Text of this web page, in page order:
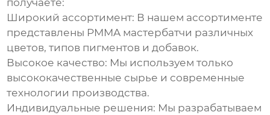
получаете:
Широкий ассортимент: В нашем ассортименте
представлены PMMA мастербатчи различных
цветов, типов пигментов и добавок.
Высокое качество: Мы используем только
высококачественные сырье и современные
технологии производства.
Индивидуальные решения: Мы разрабатываем